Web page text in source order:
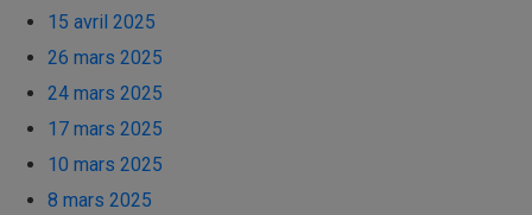
15 avril 2025
26 mars 2025
24 mars 2025
17 mars 2025
10 mars 2025
8 mars 2025